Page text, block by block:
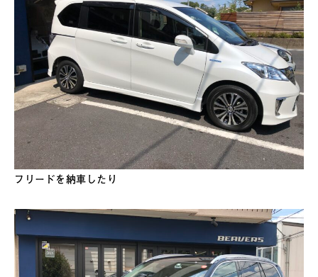
フリードを納車したり